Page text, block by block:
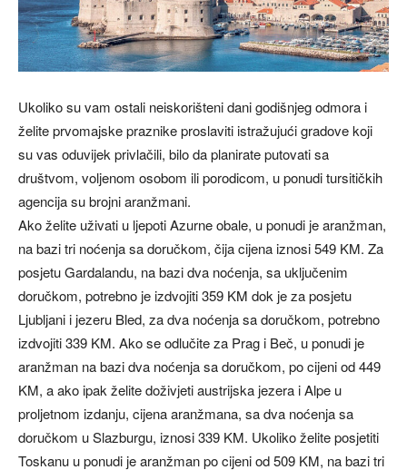
Ukoliko su vam ostali neiskorišteni dani godišnjeg odmora i
želite prvomajske praznike proslaviti istražujući gradove koji
su vas oduvijek privlačili, bilo da planirate putovati sa
društvom, voljenom osobom ili porodicom, u ponudi tursitičkih
agencija su brojni aranžmani.
Ako želite uživati u ljepoti Azurne obale, u ponudi je aranžman,
na bazi tri noćenja sa doručkom, čija cijena iznosi 549 KM. Za
posjetu Gardalandu, na bazi dva noćenja, sa uključenim
doručkom, potrebno je izdvojiti 359 KM dok je za posjetu
Ljubljani i jezeru Bled, za dva noćenja sa doručkom, potrebno
izdvojiti 339 KM. Ako se odlučite za Prag i Beč, u ponudi je
aranžman na bazi dva noćenja sa doručkom, po cijeni od 449
KM, a ako ipak želite doživjeti austrijska jezera i Alpe u
proljetnom izdanju, cijena aranžmana, sa dva noćenja sa
doručkom u Slazburgu, iznosi 339 KM. Ukoliko želite posjetiti
Toskanu u ponudi je aranžman po cijeni od 509 KM, na bazi tri